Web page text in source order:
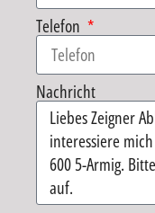
Telefon
Nachricht